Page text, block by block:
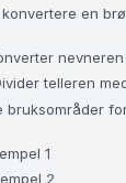
en
telleren
bruksområder
1
2